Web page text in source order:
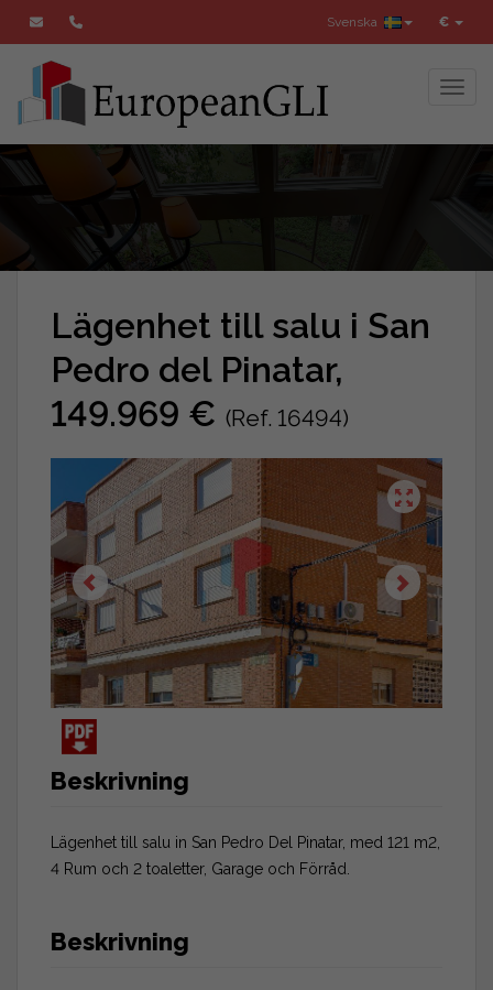
€
Svenska
Lägenhet till salu i San
Pedro del Pinatar,
149.969 € (Ref. 16494)
Beskrivning
Lägenhet till salu in San Pedro Del Pinatar, med 121 m2,
4 Rum och 2 toaletter, Garage och Förråd.
Beskrivning